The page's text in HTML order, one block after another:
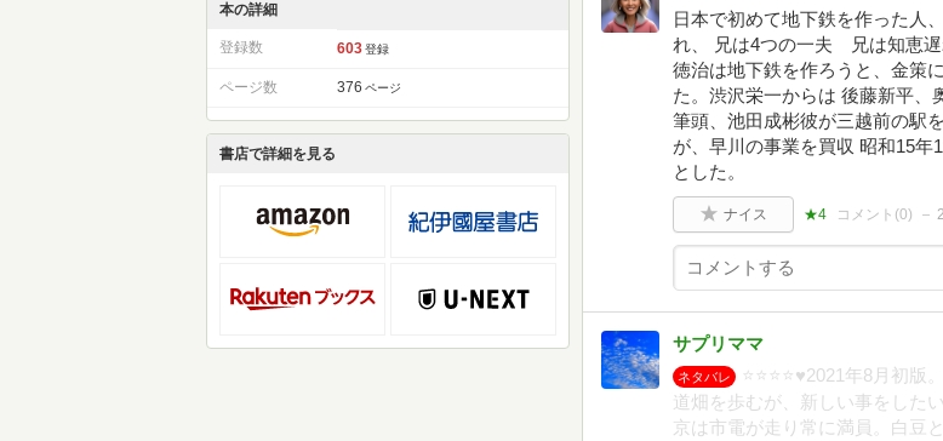
本の詳細
登録数 603 登録
ページ数 376 ページ
書店で詳細を見る
日本で初めて地下鉄を作った人
れ、 兄は4つの一夫 兄は知恵遅
徳治は地下鉄を作ろうと、金策
た。渋沢栄一からは 後藤新平、
筆頭、池田成彬彼が三越前の駅
が、早川の事業を買収 昭和15年
とした。
ナイス ★4 コメント(0)
サプリママ
ネタバレ
⭐️⭐️⭐️⭐️♥2021年8月初
道畑を歩むが、新しい事をした
京は市電が走り常に満員。白豆